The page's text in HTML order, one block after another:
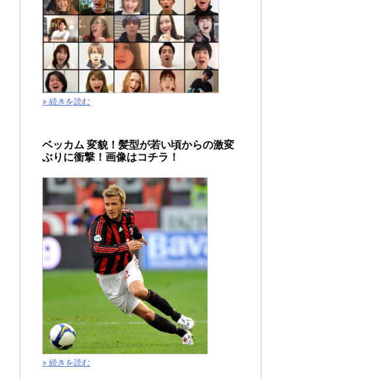
ス
ポ
ン
サ
リ
ン
ク
» 続きを読む
ベッカム 変貌！髪型が若い頃からの激変
ぶりに衝撃！画像はコチラ！
» 続きを読む